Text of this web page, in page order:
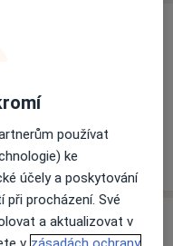
používat
ke
účely a poskytování
při procházení. Své
a aktualizovat v